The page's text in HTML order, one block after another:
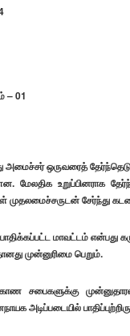
– 01
அமைச்சர் ஒருவரைத்
மேலதிக உறுப்பினராக
முதலமைச்சருடன் சேர்ந்து
மாவட்டம் என்பது
முன்னுரிமை பெறும்.
சபைகளுக்கு
அடிப்படையில்